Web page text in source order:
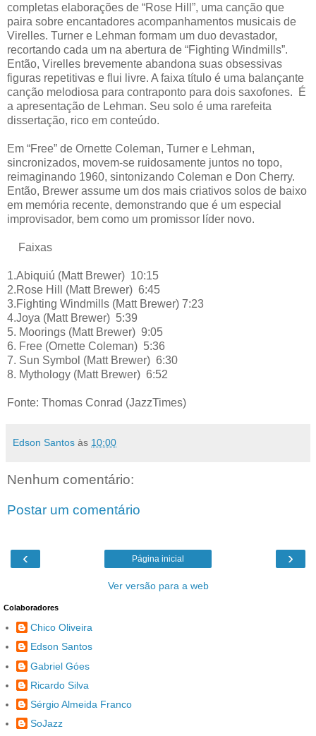
completas elaborações de “Rose Hill”, uma canção que
paira sobre encantadores acompanhamentos musicais de
Virelles. Turner e Lehman formam um duo devastador,
recortando cada um na abertura de “Fighting Windmills”.
Então, Virelles brevemente abandona suas obsessivas
figuras repetitivas e flui livre. A faixa título é uma balançante
canção melodiosa para contraponto para dois saxofones.
É
a apresentação de Lehman. Seu solo é uma rarefeita
dissertação, rico em conteúdo.
Em “Free” de Ornette Coleman, Turner e Lehman,
sincronizados, movem-se ruidosamente juntos no topo,
reimaginando 1960, sintonizando Coleman e Don Cherry.
Então, Brewer assume um dos mais criativos solos de baixo
em memória recente, demonstrando que é um especial
improvisador, bem como um promissor líder novo.
Faixas
1.Abiquiú (Matt Brewer) 10:15
2.Rose Hill (Matt Brewer) 6:45
3.Fighting Windmills (Matt Brewer) 7:23
4.Joya (Matt Brewer) 5:39
5. Moorings (Matt Brewer) 9:05
6. Free (Ornette Coleman) 5:36
7. Sun Symbol (Matt Brewer) 6:30
8. Mythology (Matt Brewer) 6:52
Fonte: Thomas Conrad (JazzTimes)
Edson Santos às 10:00
Nenhum comentário:
Postar um comentário
‹ ›
Página inicial
Ver versão para a web
Colaboradores
Chico Oliveira
Edson Santos
Gabriel Góes
Ricardo Silva
Sérgio Almeida Franco
SoJazz